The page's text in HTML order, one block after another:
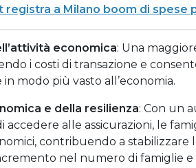
registra a Milano boom di spese
economica: Una
i costi di transazione e
modo più vasto all’economia.
e della resilienza: Con un
accedere alle assicurazioni, le
contribuendo a stabilizzare
nel numero di famiglie